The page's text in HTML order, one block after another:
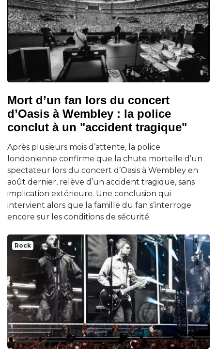
Mort d’un fan lors du concert
d’Oasis à Wembley : la police
conclut à un "accident tragique"
Après plusieurs mois d’attente, la police
londonienne confirme que la chute mortelle d’un
spectateur lors du concert d’Oasis à Wembley en
août dernier, relève d’un accident tragique, sans
implication extérieure. Une conclusion qui
intervient alors que la famille du fan s’interroge
encore sur les conditions de sécurité.
Rock